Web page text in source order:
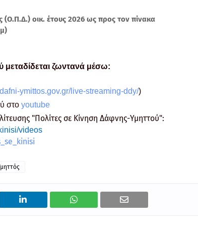
οικ. έτους 2026 ως προς τον πίνακα
μεταδίδεται ζωντανά μέσω:
ymittos.gov.gr/live-streaming-ddy/)
στο youtube
"Πολίτες σε Κίνηση Δάφνης-Υμηττού":
videos